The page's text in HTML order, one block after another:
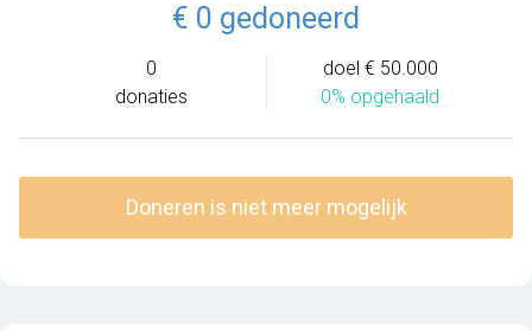
€ 0 gedoneerd
0
donaties
doel € 50.000
0% opgehaald
Doneren is niet meer mogelijk